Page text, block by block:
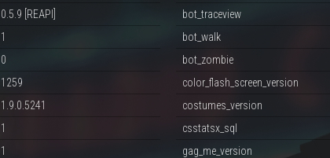
0.5.9 [REAPI]
1
0
1259
1.9.0.5241
1
1
bot_traceview
bot_walk
bot_zombie
color_flash_screen_version
costumes_version
csstatsx_sql
gag_me_version